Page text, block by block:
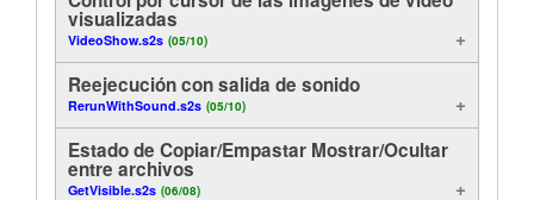
Tutorials
Soporte
Distribuidores Archivo
Funciones útiles
visualizadas
VideoShow.s2s (05/10)
Reejecución con salida de sonido
RerunWithSound.s2s (05/10)
Estado de Copiar/Empastar Mostrar/Ocultar
entre archivos
GetVisible.s2s (06/08)